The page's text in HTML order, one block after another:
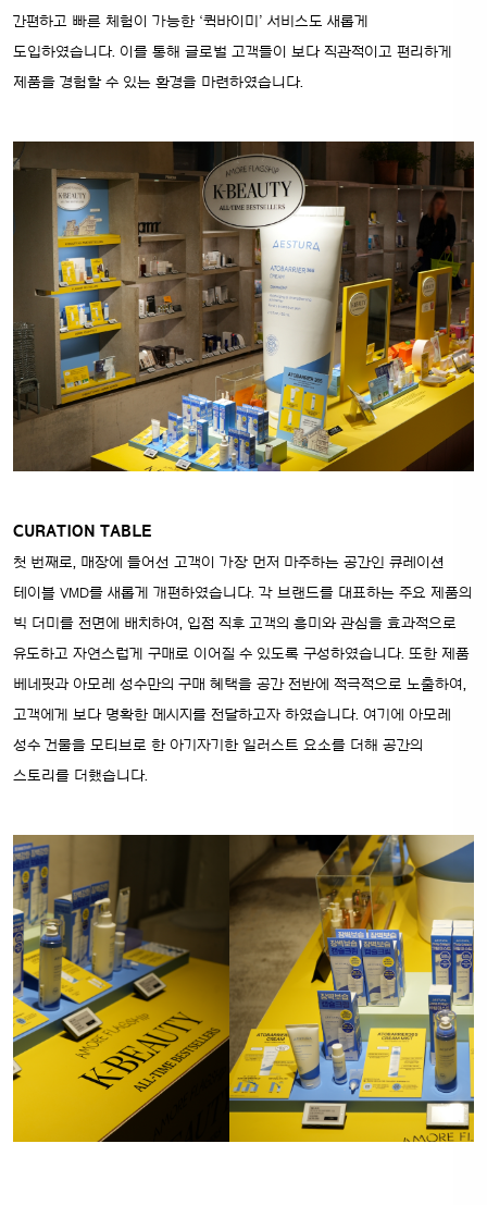
간편하고 빠른 체험이 가능한 ‘퀵바이미’ 서비스도 새롭게
도입하였습니다. 이를 통해 글로벌 고객들이 보다 직관적이고 편리하게
제품을 경험할 수 있는 환경을 마련하였습니다.
CURATION TABLE
첫 번째로, 매장에 들어선 고객이 가장 먼저 마주하는 공간인 큐레이션
테이블 VMD를 새롭게 개편하였습니다. 각 브랜드를 대표하는 주요 제품의
빅 더미를 전면에 배치하여, 입점 직후 고객의 흥미와 관심을 효과적으로
유도하고 자연스럽게 구매로 이어질 수 있도록 구성하였습니다. 또한 제품
베네핏과 아모레 성수만의 구매 혜택을 공간 전반에 적극적으로 노출하여,
고객에게 보다 명확한 메시지를 전달하고자 하였습니다. 여기에 아모레
성수 건물을 모티브로 한 아기자기한 일러스트 요소를 더해 공간의
스토리를 더했습니다.